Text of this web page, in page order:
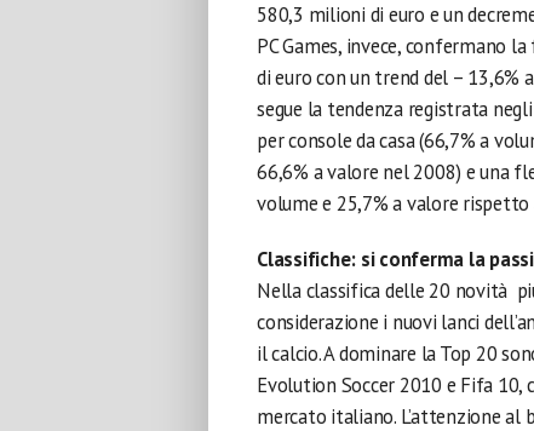
580,3 milioni di euro e un
PC Games, invece, confermano
di euro con un trend del – 13,6%
segue la tendenza registrata
per console da casa (66,7% a
66,6% a valore nel 2008) e una
volume e 25,7% a valore
Classifiche: si conferma la
Nella classifica delle 20 novità
considerazione i nuovi lanci
il calcio. A dominare la Top 20
Evolution Soccer 2010 e Fifa
mercato italiano. L’attenzione al